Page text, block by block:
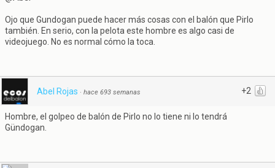
Ojo que Gundogan puede hacer más cosas con el balón que Pirlo
también. En serio, con la pelota este hombre es algo casi de
videojuego. No es normal cómo la toca.
+2
Abel Rojas · hace 693 semanas
Hombre, el golpeo de balón de Pirlo no lo tiene ni lo tendrá
Gündogan.